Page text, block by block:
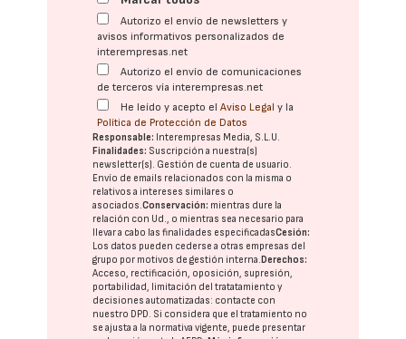
Autorizo el envío de newsletters y
avisos informativos personalizados de
interempresas.net
Autorizo el envío de comunicaciones
de terceros vía interempresas.net
He leído y acepto elAviso Legal y la
Política de Protección de Datos
Responsable: Interempresas Media, S.L.U.
Finalidades: Suscripción a nuestra(s)
newsletter(s). Gestión de cuenta de usuario.
Envío de emails relacionados con la misma o
relativos a intereses similares o
asociados.Conservación: mientras dure la
relación con Ud., o mientras sea necesario para
llevar a cabo las finalidades especificadasCesión:
Los datos pueden cederse a otras empresas del
grupo por motivos de gestión interna. Derechos:
Acceso, rectificación, oposición, supresión,
portabilidad, limitación del tratatamiento y
decisiones automatizadas: contacte con
nuestro DPD. Si considera que el tratamiento no
se ajusta a la normativa vigente, puede presentar